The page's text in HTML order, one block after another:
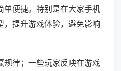
单便捷。特别是在大家手机
，提升游戏体验，避免影响
规律；一些玩家反映在游戏